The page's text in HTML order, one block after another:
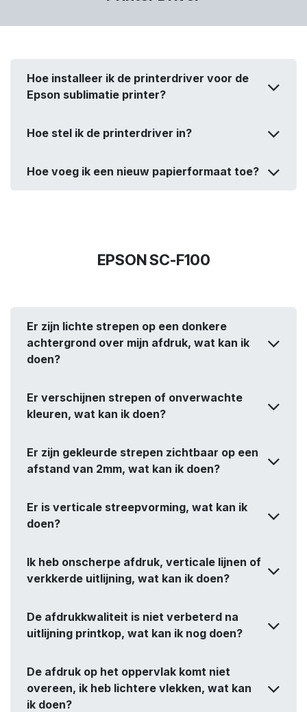
Hoe installeer ik de printerdriver voor de
Epson sublimatie printer?
Hoe stel ik de printerdriver in?
Hoe voeg ik een nieuw papierformaat toe?
EPSON SC-F100
Er zijn lichte strepen op een donkere
achtergrond over mijn afdruk, wat kan ik
doen?
Er verschijnen strepen of onverwachte
kleuren, wat kan ik doen?
Er zijn gekleurde strepen zichtbaar op een
afstand van 2mm, wat kan ik doen?
Er is verticale streepvorming, wat kan ik
doen?
Ik heb onscherpe afdruk, verticale lijnen of
verkkerde uitlijning, wat kan ik doen?
De afdrukkwaliteit is niet verbeterd na
uitlijning printkop, wat kan ik nog doen?
De afdruk op het oppervlak komt niet
overeen, ik heb lichtere vlekken, wat kan
ik doen?